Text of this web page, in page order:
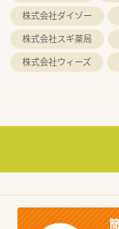
株式会社ダイゾー
株式会社スギ薬局
株式会社ウィーズ